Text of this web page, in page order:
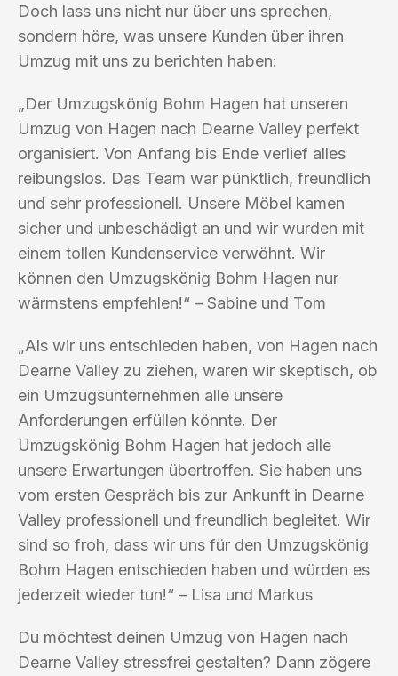
Doch lass uns nicht nur über uns sprechen,
sondern höre, was unsere Kunden über ihren
Umzug mit uns zu berichten haben:
„Der Umzugskönig Bohm Hagen hat unseren
Umzug von Hagen nach Dearne Valley perfekt
organisiert. Von Anfang bis Ende verlief alles
reibungslos. Das Team war pünktlich, freundlich
und sehr professionell. Unsere Möbel kamen
sicher und unbeschädigt an und wir wurden mit
einem tollen Kundenservice verwöhnt. Wir
können den Umzugskönig Bohm Hagen nur
wärmstens empfehlen!“ – Sabine und Tom
„Als wir uns entschieden haben, von Hagen nach
Dearne Valley zu ziehen, waren wir skeptisch, ob
ein Umzugsunternehmen alle unsere
Anforderungen erfüllen könnte. Der
Umzugskönig Bohm Hagen hat jedoch alle
unsere Erwartungen übertroffen. Sie haben uns
vom ersten Gespräch bis zur Ankunft in Dearne
Valley professionell und freundlich begleitet. Wir
sind so froh, dass wir uns für den Umzugskönig
Bohm Hagen entschieden haben und würden es
jederzeit wieder tun!“ – Lisa und Markus
Du möchtest deinen Umzug von Hagen nach
Dearne Valley stressfrei gestalten? Dann zögere